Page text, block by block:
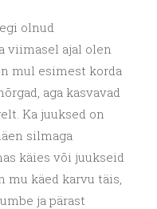
olnud
viimasel ajal olen
mul esimest korda
aga kasvavad
Ka juuksed on
silmaga
käies või juukseid
mu käed karvu täis,
ja pärast